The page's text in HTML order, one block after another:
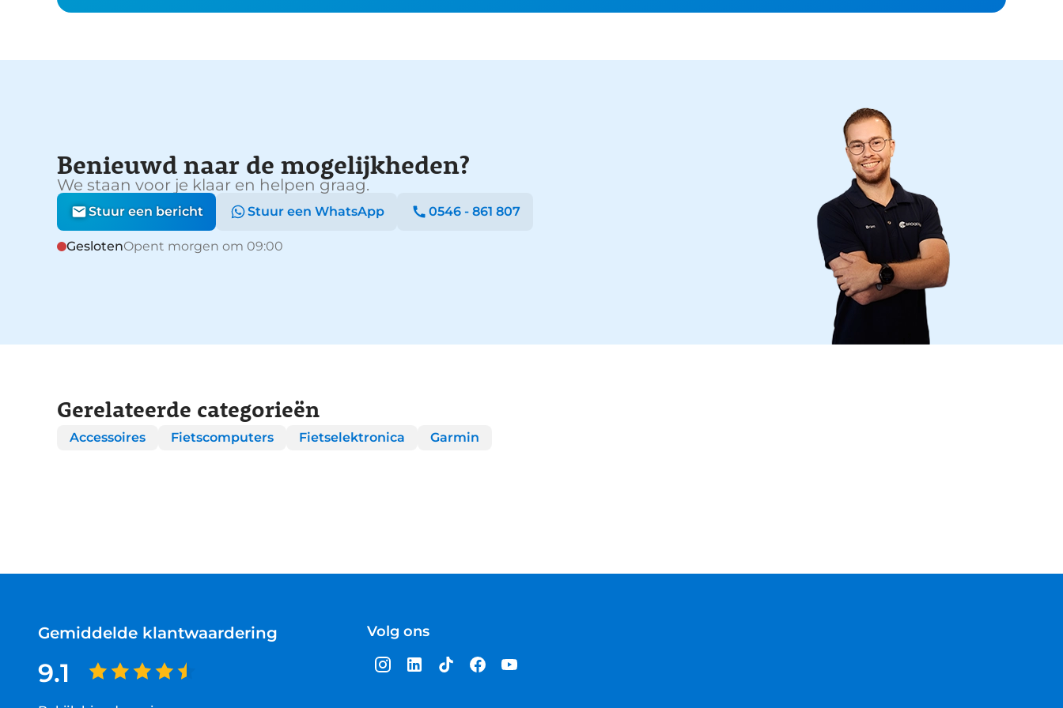
Benieuwd naar de mogelijkheden?
We staan voor je klaar en helpen graag.
Stuur een bericht Stuur een WhatsApp 0546 - 861 807
GeslotenOpent morgen om 09:00
Gerelateerde categorieën
Accessoires Fietscomputers Fietselektronica Garmin
Gemiddelde klantwaardering
9.1
Volg ons